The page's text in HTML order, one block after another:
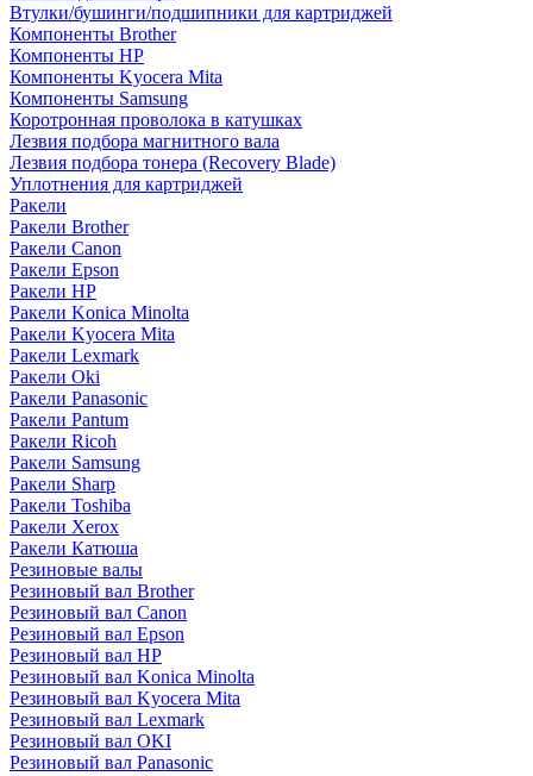
Втулки/бушинги/подшипники для картриджей
Компоненты Brother
Компоненты HP
Компоненты Kyocera Mita
Компоненты Samsung
Коротронная проволока в катушках
Лезвия подбора магнитного вала
Лезвия подбора тонера (Recovery Blade)
Уплотнения для картриджей
Ракели
Ракели Brother
Ракели Canon
Ракели Epson
Ракели HP
Ракели Konica Minolta
Ракели Kyocera Mita
Ракели Lexmark
Ракели Oki
Ракели Panasonic
Ракели Pantum
Ракели Ricoh
Ракели Samsung
Ракели Sharp
Ракели Toshiba
Ракели Xerox
Ракели Катюша
Резиновые валы
Резиновый вал Brother
Резиновый вал Canon
Резиновый вал Epson
Резиновый вал HP
Резиновый вал Konica Minolta
Резиновый вал Kyocera Mita
Резиновый вал Lexmark
Резиновый вал OKI
Резиновый вал Panasonic